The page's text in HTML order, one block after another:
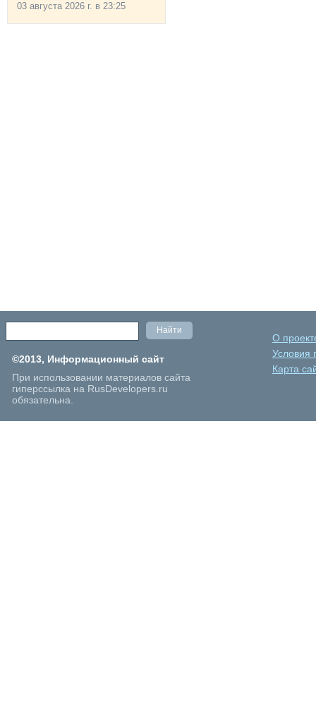
03 августа 2026 г. в 23:25
©2013, Информационный сайт
При использовании материалов сайта
гиперссылка на RusDevelopers.ru
обязательна.
О
Условия
Карта